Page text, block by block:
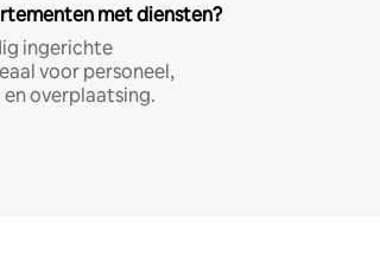
met diensten?
ingerichte
voor personeel,
overplaatsing.